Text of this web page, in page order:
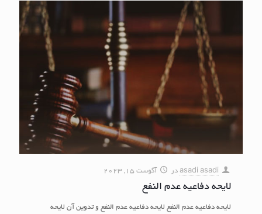
asadi asadi در آگوست 15, 2023
لایحه دفاعیه عدم النفع
لایحه دفاعیه عدم النفع لایحه دفاعیه عدم النفع و تدوین آن لایحه